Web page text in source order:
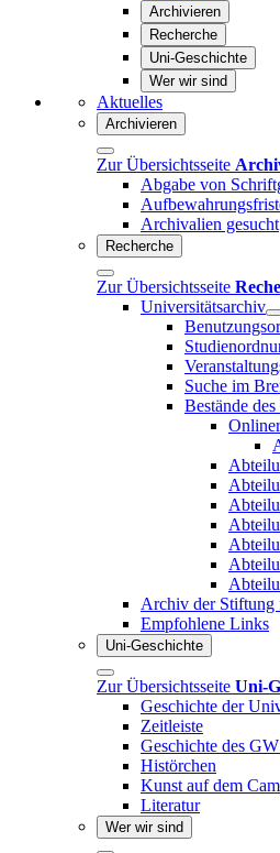
Archivieren
Recherche
Uni-Geschichte
Wer wir sind
Aktuelles
Archivieren
Zur Übersichtsseite
Abgabe von
Archivalien gesucht
Recherche
Zur Übersichtsseite
Universitätsarchiv
Suche im
Bestände
Archiv der Stiftung
Empfohlene Links
Uni-Geschichte
Zur Übersichtsseite Uni-
Geschichte der
Zeitleiste
Geschichte des
Histörchen
Kunst auf dem
Literatur
Wer wir sind